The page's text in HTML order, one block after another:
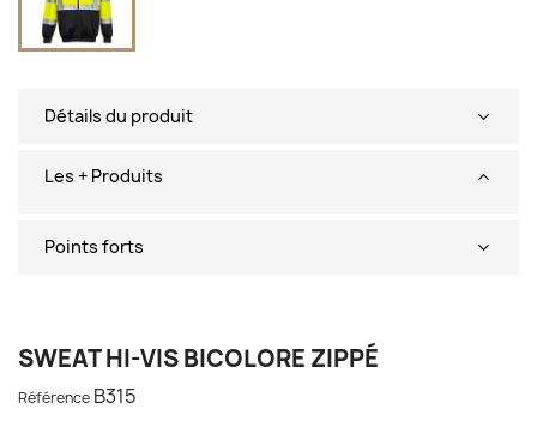
Détails du produit
Les + Produits
Points forts
SWEAT HI-VIS BICOLORE ZIPPÉ
Référence B315